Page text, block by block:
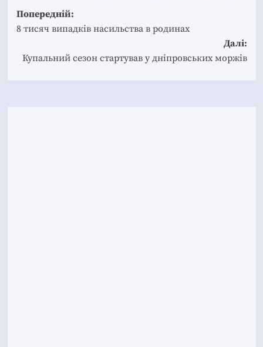
Post
navigation
Попередній:
8 тисяч випадків насильства в родинах
Далі:
Купальний сезон стартував у дніпровських моржів